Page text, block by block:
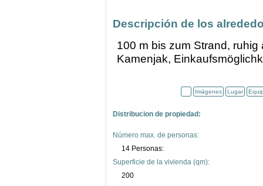
Descripción de los
100 m bis zum Strand,
Kamenjak,
Imágenes Lugar
Distribucion de propiedad:
Número max. de personas:
14 Personas:
Superficie de la vivienda (qm):
200